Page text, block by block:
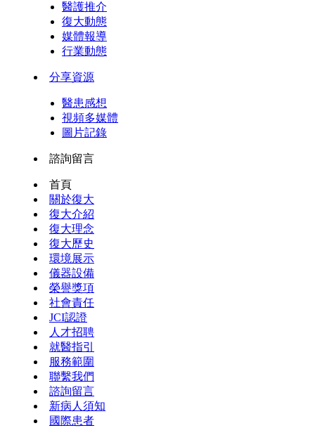
醫護推介
復大動態
媒體報導
行業動態
分享資源
醫患感想
視頻多媒體
圖片記錄
諮詢留言
首頁
關於復大
復大介紹
復大理念
復大歷史
環境展示
儀器設備
榮譽獎項
社會責任
JCI認證
人才招聘
就醫指引
服務範圍
聯繫我們
諮詢留言
新病人須知
國際患者